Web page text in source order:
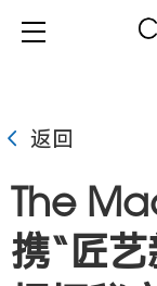
返回
The
携“匠